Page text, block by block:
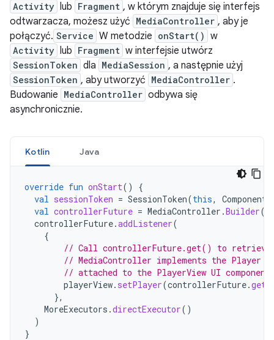
Activity lub Fragment , w którym znajduje się interfejs
odtwarzacza, możesz użyć MediaController , aby je
połączyć. Service W metodzie onStart() w
Activity lub Fragment w interfejsie utwórz
SessionToken dla MediaSession , a następnie użyj
SessionToken , aby utworzyć MediaController .
Budowanie MediaController odbywa się
asynchronicznie.
Kotlin Java
override fun onStart()
{
val sessionToken = SessionToken(this,
val controllerFuture = MediaController .Builder(
controllerFuture.addListener(
{
// Call controllerFuture.get() to retrieve
// MediaController implements the Player
// attached to the PlayerView UI
playerView. setPlayer(controllerFuture.get
},
MoreExecutors .directExecutor()
)
}